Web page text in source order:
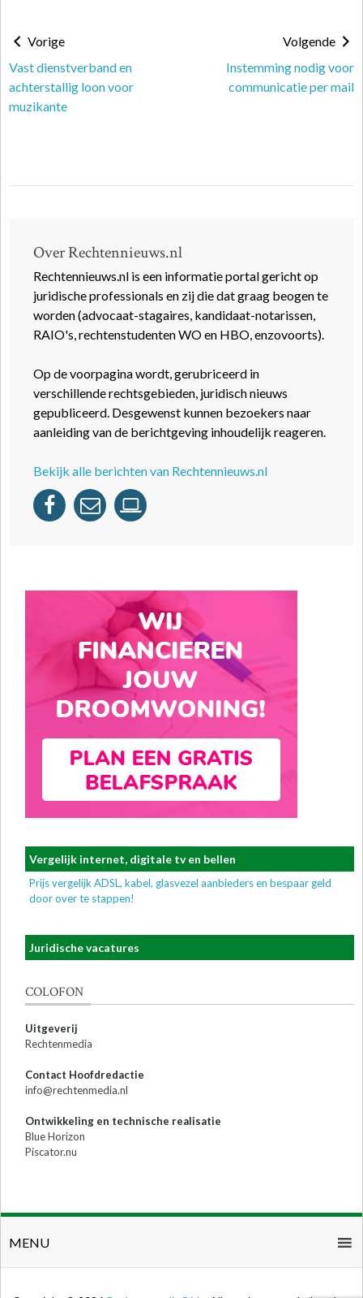
Vorige
Vast dienstverband en
achterstallig loon voor
muzikante
Volgende
Instemming nodig voor
communicatie per mail
Over Rechtennieuws.nl
Rechtennieuws.nl is een informatie portal gericht op
juridische professionals en zij die dat graag beogen te
worden (advocaat-stagaires, kandidaat-notarissen,
RAIO's, rechtenstudenten WO en HBO, enzovoorts).
Op de voorpagina wordt, gerubriceerd in
verschillende rechtsgebieden, juridisch nieuws
gepubliceerd. Desgewenst kunnen bezoekers naar
aanleiding van de berichtgeving inhoudelijk reageren.
Bekijk alle berichten van Rechtennieuws.nl
Vergelijk internet, digitale tv en bellen
Prijs vergelijk ADSL, kabel, glasvezel aanbieders en bespaar geld
door over te stappen!
Juridische vacatures
COLOFON
Uitgeverij
Rechtenmedia
Contact Hoofdredactie
info@rechtenmedia.nl
Ontwikkeling en technische realisatie
Blue Horizon
Piscator.nu
MENU